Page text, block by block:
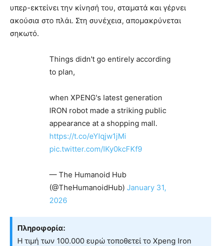
υπερ-εκτείνει την κίνησή του, σταματά και γέρνει
ακούσια στο πλάι. Στη συνέχεια, απομακρύνεται
σηκωτό.
Things didn't go entirely according
to plan,
when XPENG's latest generation
IRON robot made a striking public
appearance at a shopping mall.
https://t.co/eYIqjw1jMi
pic.twitter.com/IKy0kcFKf9
— The Humanoid Hub
(@TheHumanoidHub) January 31,
2026
Πληροφορία:
Η τιμή των 100.000 ευρώ τοποθετεί το Xpeng Iron